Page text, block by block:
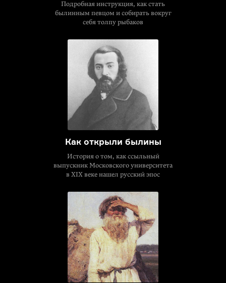
Подробная инструкция, как стать
былинным певцом и собирать вокруг
себя толпу рыбаков
Как открыли былины
История о том, как ссыльный
выпускник Московского университета
в XIX веке нашел русский эпос